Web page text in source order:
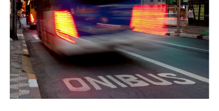
debate
sobre
impactos
do
fim
da
escala